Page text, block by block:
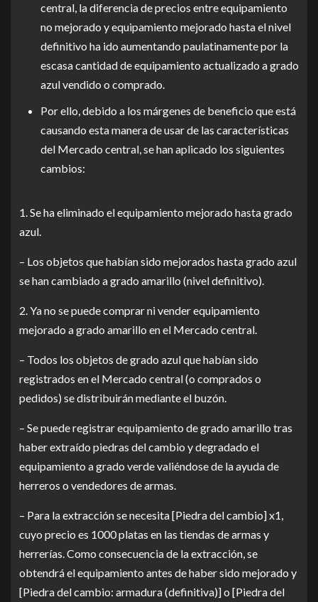
central, la diferencia de precios entre equipamiento
no mejorado y equipamiento mejorado hasta el nivel
definitivo ha ido aumentando paulatinamente por la
escasa cantidad de equipamiento actualizado a grado
azul vendido o comprado.
Por ello, debido a los márgenes de beneficio que está
causando esta manera de usar de las características
del Mercado central, se han aplicado los siguientes
cambios:
1. Se ha eliminado el equipamiento mejorado hasta grado
azul.
– Los objetos que habían sido mejorados hasta grado azul
se han cambiado a grado amarillo (nivel definitivo).
2. Ya no se puede comprar ni vender equipamiento
mejorado a grado amarillo en el Mercado central.
– Todos los objetos de grado azul que habían sido
registrados en el Mercado central (o comprados o
pedidos) se distribuirán mediante el buzón.
– Se puede registrar equipamiento de grado amarillo tras
haber extraído piedras del cambio y degradado el
equipamiento a grado verde valiéndose de la ayuda de
herreros o vendedores de armas.
– Para la extracción se necesita [Piedra del cambio] x1,
cuyo precio es 1000 platas en las tiendas de armas y
herrerías. Como consecuencia de la extracción, se
obtendrá el equipamiento antes de haber sido mejorado y
[Piedra del cambio: armadura (definitiva)] o [Piedra del